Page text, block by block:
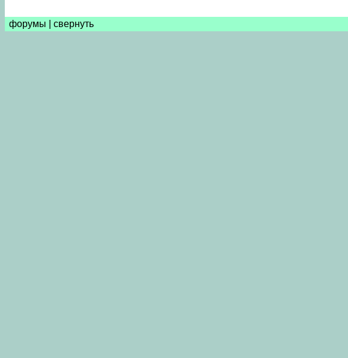
форумы свернуть